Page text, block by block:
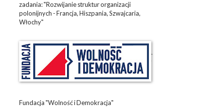
zadania: "Rozwijanie struktur organizacji
polonijnych - Francja, Hiszpania, Szwajcaria,
Włochy"
Fundacja "Wolność i Demokracja"